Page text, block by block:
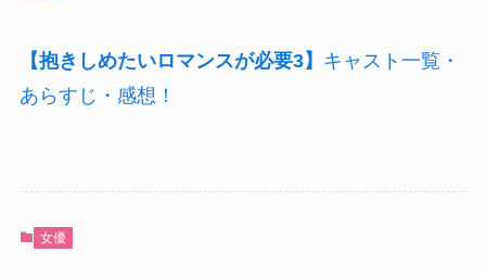
【抱きしめたいロマンスが必要3】 キャスト一覧・
あらすじ・感想！
女優